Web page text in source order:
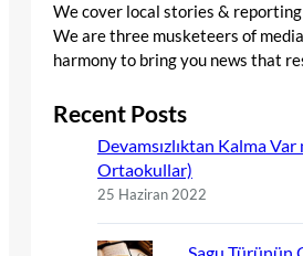
We cover local stories &
We are three musketeers of
harmony to bring you news that
Recent Posts
Devamsızlıktan Kalma
Ortaokullar)
25 Haziran 2022